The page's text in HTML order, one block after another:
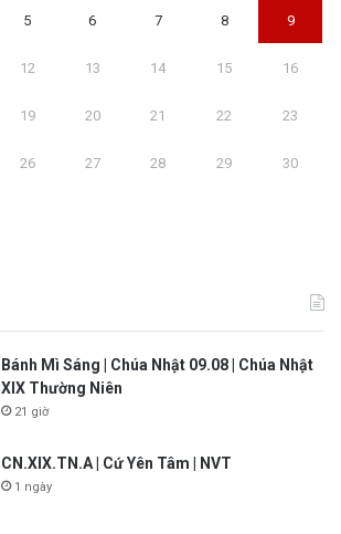
5 6 7 8 9
12 13 14 15 16
19 20 21 22 23
26 27 28 29 30
Bánh Mì Sáng | Chúa Nhật 09.08 | Chúa Nhật
XIX Thường Niên
21 giờ
CN.XIX.TN.A | Cứ Yên Tâm | NVT
1 ngày